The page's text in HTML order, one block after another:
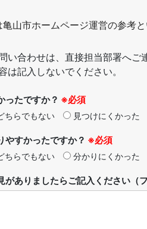
山市ホームページ運営の参考
い合わせは、直接担当部署へご
は記入しないでください。
ったですか？ ※必須
ちらでもない 見つけにくかった
やすかったですか？ ※必須
ちらでもない 分かりにくかった
がありましたらご記入ください